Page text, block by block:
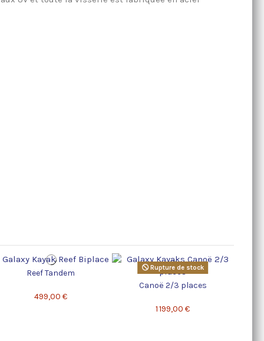
Reef Tandem
499,00 €
Rupture de stock
Canoë 2/3 places
1 199,00 €